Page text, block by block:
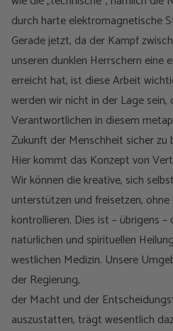
durch harte elektromagnetische
Gerade jetzt, da der Kampf
unseren dunklen Herrschern eine
erreicht hat, ist diese Arbeit
werden wir nicht in der Lage
Verantwortlichen in diesem
Zukunft der Menschheit sicher zu
Hier kommt das Konzept von
Wir können die kreative, sich
unterstützen und freisetzen, ohne
kontrollieren. Dies ist – übrigens –
natürlichen und spirituellen
westlichen Medizin. Unsere
der Regierung,
der Macht und der
auszustatten, trägt wesentlich